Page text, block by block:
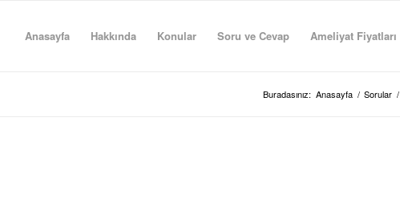
Anasayfa Hakkında Konular Soru ve Cevap Ameliyat Fiyatları
Buradasınız: Anasayfa / Sorular /